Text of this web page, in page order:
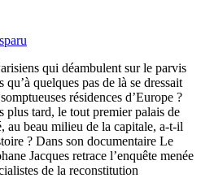
qui déambulent sur le parvis
quelques pas de là se dressait
résidences d’Europe ?
plus tard, le tout premier palais de
au beau milieu de la capitale, a-t-il
? Dans son documentaire Le
Jacques retrace l’enquête menée
de la reconstitution